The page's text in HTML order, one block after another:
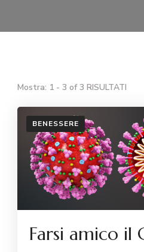
Mostra: 1 - 3 of 3 RISULTATI
BENESSERE
Farsi amico il